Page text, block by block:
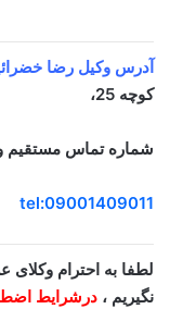
آدرس وکیل رضا
کوچه 25،
شماره تماس مستقیم
tel:09001409011
لطفا به احترام
نگیریم ، درشرایط